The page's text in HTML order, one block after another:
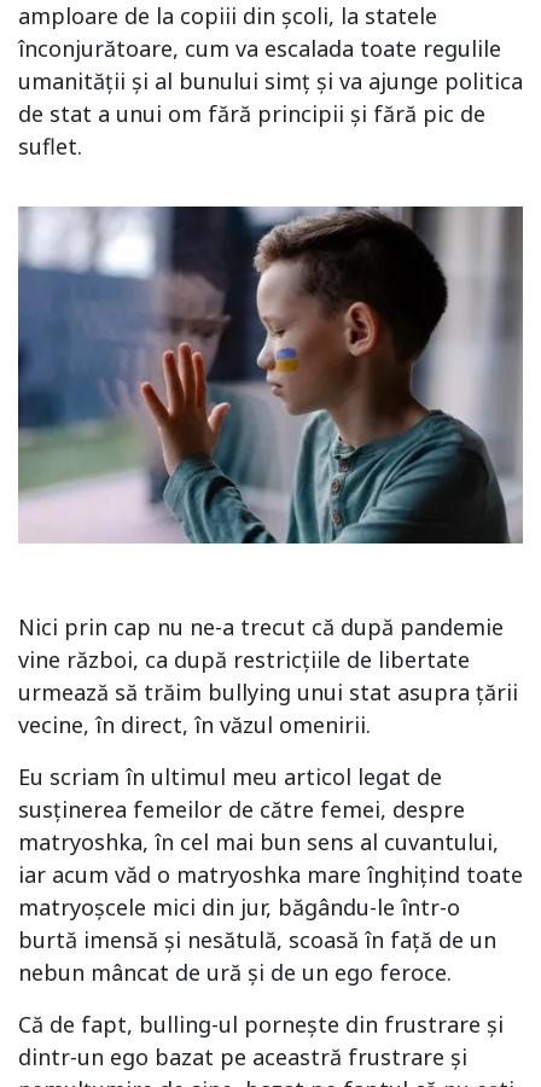
amploare de la copiii din școli, la statele
înconjurătoare, cum va escalada toate regulile
umanității și al bunului simț și va ajunge politica
de stat a unui om fără principii și fără pic de
suflet.
Nici prin cap nu ne-a trecut că după pandemie
vine război, ca după restricțiile de libertate
urmează să trăim bullying unui stat asupra țării
vecine, în direct, în văzul omenirii.
Eu scriam în ultimul meu articol legat de
susținerea femeilor de către femei, despre
matryoshka, în cel mai bun sens al cuvantului,
iar acum văd o matryoshka mare înghițind toate
matryoșcele mici din jur, băgându-le într-o
burtă imensă și nesătulă, scoasă în față de un
nebun mâncat de ură și de un ego feroce.
Că de fapt, bulling-ul pornește din frustrare și
dintr-un ego bazat pe aceastră frustrare și